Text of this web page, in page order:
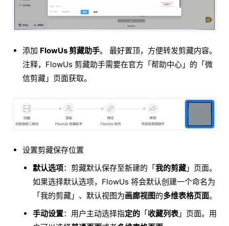
添加 FlowUs 剪藏助手。 最好置顶，方便转发剪藏内容。
注释，FlowUs 剪藏助手需要在官方「帮助中心」的「微
信剪藏」页面获取。
设置剪藏保存位置
默认选项：剪藏默认保存至新建的「我的剪藏 」页面。
如果选择默认选项，FlowUs 将会默认创建一个命名为
「我的剪藏」、默认视图为画廊视图的多维表格页面。
手动设置：用户主动选择指定的 「收藏列表 」页面。用